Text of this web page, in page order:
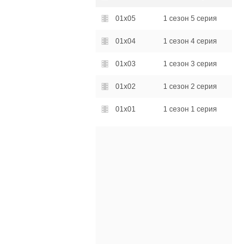
01x05 1 сезон 5 серия
01x04 1 сезон 4 серия
01x03 1 сезон 3 серия
01x02 1 сезон 2 серия
01x01 1 сезон 1 серия